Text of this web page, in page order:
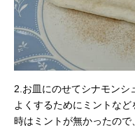
2.お皿にのせてシナモンシ
よくするためにミントな
時はミントが無かったので